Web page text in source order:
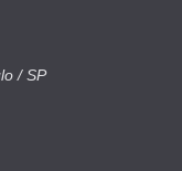
/ SP